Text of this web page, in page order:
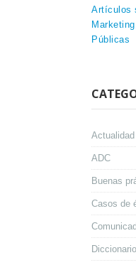
Artículos
Públicas
Actualidad
ADC
Buenas
Casos de
Diccionario